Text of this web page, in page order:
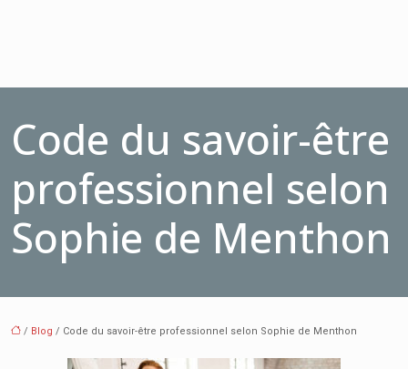
Code du savoir-être
professionnel selon
Sophie de Menthon
/ Blog / Code du savoir-être professionnel selon Sophie de Menthon